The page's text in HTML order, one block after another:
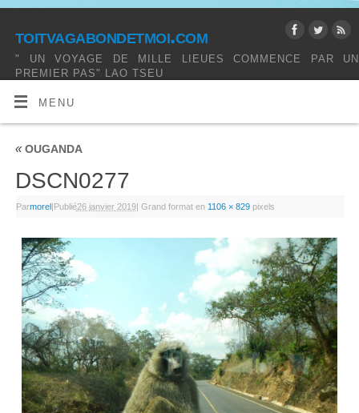
toitvagabondetmoi.com
" UN VOYAGE DE MILLE LIEUES COMMENCE PAR UN
PREMIER PAS" LAO TSEU
MENU
«OUGANDA
DSCN0277
Parmorel|Publié26 janvier 2019| Grand format en 1106 × 829pixels